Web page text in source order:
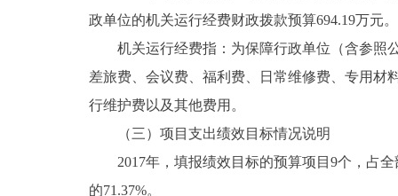
政单位的机关运行经费财政拨款预算694.19万元
机关运行经费指：为保障行政单位（含参照公
差旅费、会议费、福利费、日常维修费、专用材
行维护费以及其他费用。
（三）项目支出绩效目标情况说明
2017年，填报绩效目标的预算项目9个，占全
的71.37%。